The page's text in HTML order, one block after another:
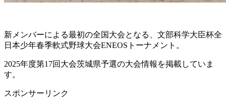
新メンバーによる最初の全国大会となる、文部科学大臣杯全
日本少年春季軟式野球大会ENEOSトーナメント。
2025年度第17回大会茨城県予選の大会情報を掲載していま
す。
スポンサーリンク